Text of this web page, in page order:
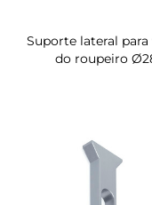
Suporte lateral para
do roupeiro